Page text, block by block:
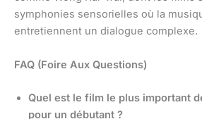
symphonies sensorielles où la
entretiennent un dialogue complexe.
FAQ (Foire Aux Questions)
Quel est le film le plus important
pour un débutant ?